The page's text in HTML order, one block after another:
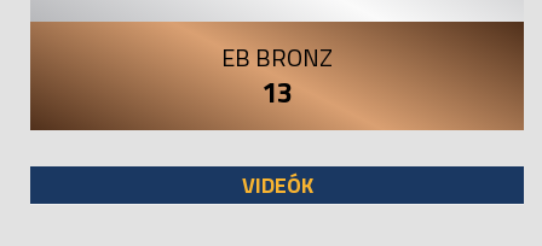
EB BRONZ
13
VIDEÓK